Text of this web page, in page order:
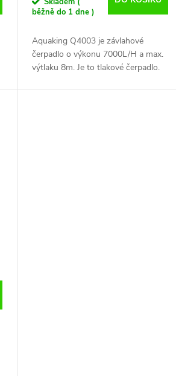
běžně do 1 dne )
Aquaking Q4003 je závlahové
čerpadlo o výkonu 7000L/H a max.
výtlaku 8m. Je to tlakové čerpadlo.